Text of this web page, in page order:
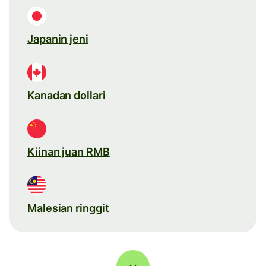
Japanin jeni
Kanadan dollari
Kiinan juan RMB
Malesian ringgit